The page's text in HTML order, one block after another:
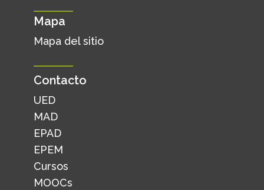
Mapa
Mapa del sitio
Contacto
UED
MAD
EPAD
EPEM
Cursos
MOOCs